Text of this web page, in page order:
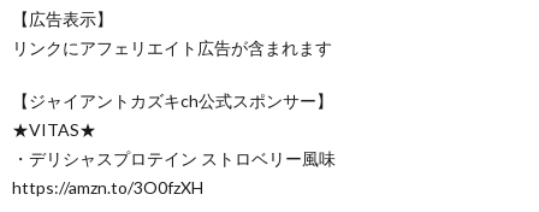
【広告表示】
リンクにアフェリエイト広告が含まれます
【ジャイアントカズキch公式スポンサー】
★VITAS★
・デリシャスプロテイン ストロベリー風味
https://amzn.to/3O0fzXH